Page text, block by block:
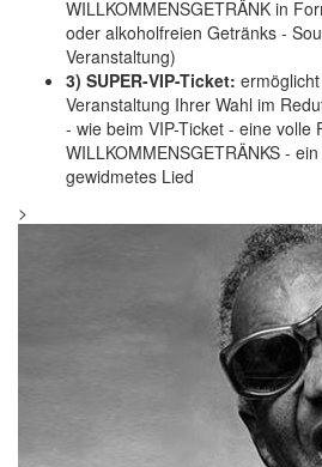
WILLKOMMENSGETRÄNK in
oder alkoholfreien Getränks -
Veranstaltung)
3) SUPER-VIP-Ticket:
Veranstaltung Ihrer Wahl im
- wie beim VIP-Ticket - eine volle
WILLKOMMENSGETRÄNKS -
gewidmetes Lied
>